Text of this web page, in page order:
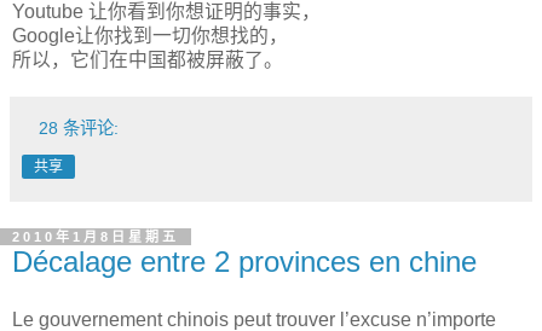
Youtube 让你看到你想证明的事实，
Google让你找到一切你想找的，
所以，它们在中国都被屏蔽了。
28 条评论:
共享
2010年1月8日星期五
Décalage entre 2 provinces en chine
Le gouvernement chinois peut trouver l’excuse n’importe